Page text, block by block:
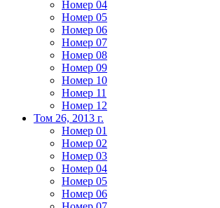
Номер 04
Номер 05
Номер 06
Номер 07
Номер 08
Номер 09
Номер 10
Номер 11
Номер 12
Том 26, 2013 г.
Номер 01
Номер 02
Номер 03
Номер 04
Номер 05
Номер 06